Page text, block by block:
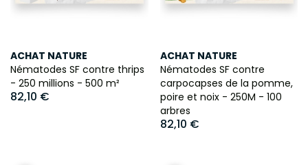
ACHAT NATURE
Nématodes SF contre thrips
- 250 millions - 500 m²
82,10 €
ACHAT NATURE
Nématodes SF contre
carpocapses de la pomme,
poire et noix - 250M - 100
arbres
82,10 €